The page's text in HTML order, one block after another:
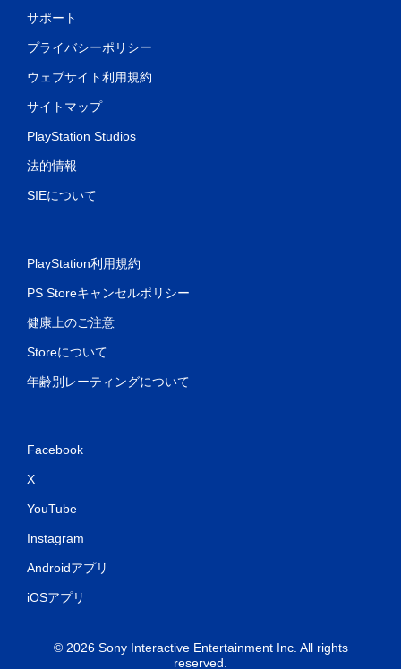
サポート
プライバシーポリシー
ウェブサイト利用規約
サイトマップ
PlayStation Studios
法的情報
SIEについて
PlayStation利用規約
PS Storeキャンセルポリシー
健康上のご注意
Storeについて
年齢別レーティングについて
Facebook
X
YouTube
Instagram
Androidアプリ
iOSアプリ
© 2026 Sony Interactive Entertainment Inc. All rights
reserved.